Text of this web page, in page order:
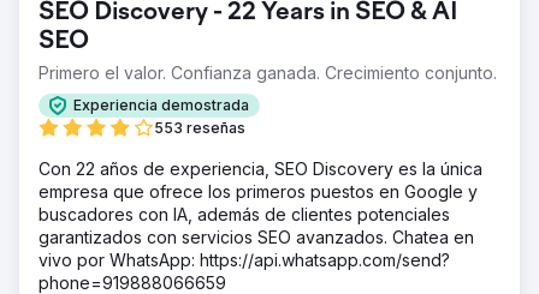
SEO Discovery - 22 Years in SEO & AI
SEO
Primero el valor. Confianza ganada. Crecimiento conjunto.
Experiencia demostrada
553 reseñas
Con 22 años de experiencia, SEO Discovery es la única
empresa que ofrece los primeros puestos en Google y
buscadores con IA, además de clientes potenciales
garantizados con servicios SEO avanzados. Chatea en
vivo por WhatsApp: https://api.whatsapp.com/send?
phone=919888066659